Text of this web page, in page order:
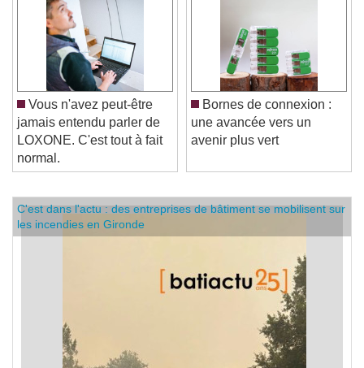
Vous n'avez peut-être
jamais entendu parler de
LOXONE. C'est tout à fait
normal.
Bornes de connexion :
une avancée vers un
C'est dans l'actu : des entreprises de bâtiment se mobilisent sur
les incendies en Gironde